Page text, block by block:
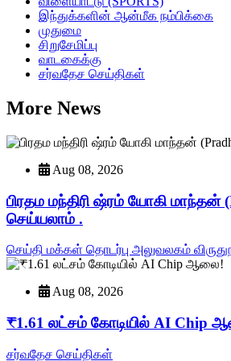
இந்துக்களின் ஆன்மீக நம்பிக்கை
முதுமை
சிறுசேமிப்பு
வாடகைக்கு
சர்வதேச செய்திகள்
More News
Aug 08, 2026
பிரதம மந்திரி ஷ்ரம் யோகி மாந்தன்
செய்யலாம் .
செய்தி மக்கள் தொடர்பு அலுவலகம்
Aug 08, 2026
₹1.61 லட்சம் கோடியில் AI Chip
சர்வதேச செய்திகள்